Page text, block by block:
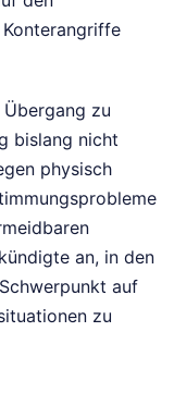
zu
bislang nicht
physisch
an, in den
auf
zu